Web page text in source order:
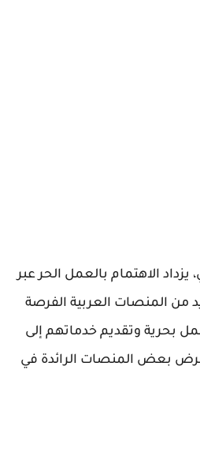
الاهتمام بالعمل الحر عبر
من المنصات العربية الفرصة
بحرية وتقديم خدماتهم إلى
بعض المنصات الرائدة في